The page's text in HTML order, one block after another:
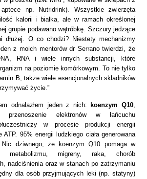
np. Nutridrink). Wszystkie zwierzęta
kalorii i białka, ale w ramach określonej
grupie podawano wątróbkę. Szczury jedzące
dłużej. O co chodzi? Niestety mechanizmy
z moich mentorów dr Serrano twierdzi, że
RNA i wiele innych substancji, które
na poziomie komórkowym. To nie tylko
B, także wiele esencjonalnych składników
życie.”
odnalazłem jeden z nich: koenzym Q10,
przenoszenie elektronów w łańcuchu
w procesie produkcji energii
ATP. 95% energii ludzkiego ciała generowana
dziwnego, że koenzym Q10 pomaga w
metabolizmu, migreny, raka, chorób
nadciśnienia oraz w stanach po zatrzymaniu
dla osób przyjmujących leki (np. statyny)